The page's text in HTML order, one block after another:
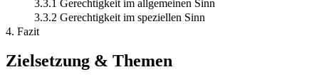
3.3.1 Gerechtigkeit im allgemeinen Sinn
3.3.2 Gerechtigkeit im speziellen Sinn
4. Fazit
Zielsetzung & Themen